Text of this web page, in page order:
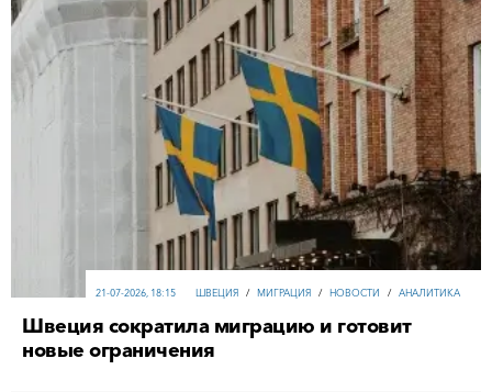
ШВЕЦИЯ / МИГРАЦИЯ / НОВОСТИ / АНАЛИТИКА
21-07-2026, 18:15
Швеция сократила миграцию и готовит
новые ограничения